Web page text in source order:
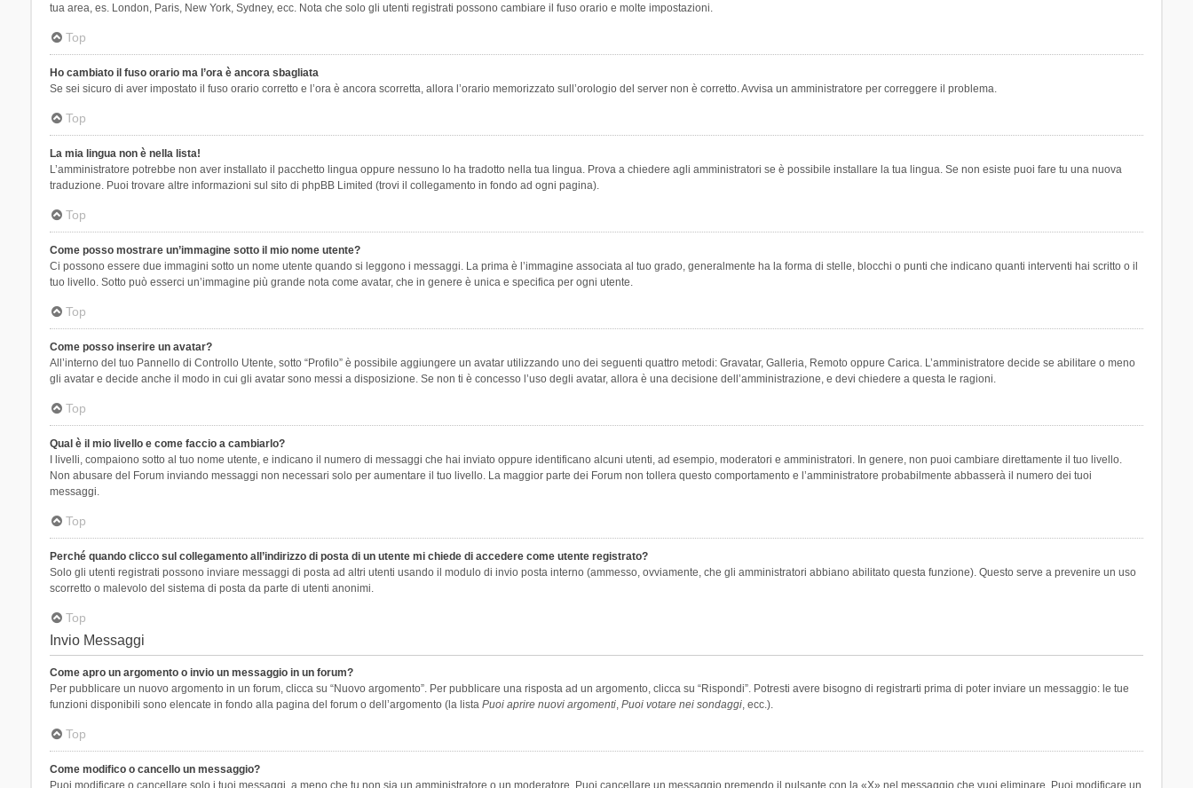
tua area, es. London, Paris, New York, Sydney, ecc. Nota che solo gli utenti registrati possono cambiare il fuso orario e molte impostazioni.
Top
Ho cambiato il fuso orario ma l’ora è ancora sbagliata
Se sei sicuro di aver impostato il fuso orario corretto e l’ora è ancora scorretta, allora l’orario memorizzato sull’orologio del server non è corretto. Avvisa un amministratore per correggere il problema.
Top
La mia lingua non è nella lista!
L’amministratore potrebbe non aver installato il pacchetto lingua oppure nessuno lo ha tradotto nella tua lingua. Prova a chiedere agli amministratori se è possibile installare la tua lingua. Se non esiste puoi fare tu una nuova
traduzione. Puoi trovare altre informazioni sul sito di phpBB Limited (trovi il collegamento in fondo ad ogni pagina).
Top
Come posso mostrare un’immagine sotto il mio nome utente?
Ci possono essere due immagini sotto un nome utente quando si leggono i messaggi. La prima è l’immagine associata al tuo grado, generalmente ha la forma di stelle, blocchi o punti che indicano quanti interventi hai scritto o il
tuo livello. Sotto può esserci un’immagine più grande nota come avatar, che in genere è unica e specifica per ogni utente.
Top
Come posso inserire un avatar?
All’interno del tuo Pannello di Controllo Utente, sotto “Profilo” è possibile aggiungere un avatar utilizzando uno dei seguenti quattro metodi: Gravatar, Galleria, Remoto oppure Carica. L’amministratore decide se abilitare o meno
gli avatar e decide anche il modo in cui gli avatar sono messi a disposizione. Se non ti è concesso l’uso degli avatar, allora è una decisione dell’amministrazione, e devi chiedere a questa le ragioni.
Top
Qual è il mio livello e come faccio a cambiarlo?
I livelli, compaiono sotto al tuo nome utente, e indicano il numero di messaggi che hai inviato oppure identificano alcuni utenti, ad esempio, moderatori e amministratori. In genere, non puoi cambiare direttamente il tuo livello.
Non abusare del Forum inviando messaggi non necessari solo per aumentare il tuo livello. La maggior parte dei Forum non tollera questo comportamento e l’amministratore probabilmente abbasserà il numero dei tuoi
messaggi.
Top
Perché quando clicco sul collegamento all’indirizzo di posta di un utente mi chiede di accedere come utente registrato?
Solo gli utenti registrati possono inviare messaggi di posta ad altri utenti usando il modulo di invio posta interno (ammesso, ovviamente, che gli amministratori abbiano abilitato questa funzione). Questo serve a prevenire un uso
scorretto o malevolo del sistema di posta da parte di utenti anonimi.
Top
Invio Messaggi
Come apro un argomento o invio un messaggio in un forum?
Per pubblicare un nuovo argomento in un forum, clicca su “Nuovo argomento”. Per pubblicare una risposta ad un argomento, clicca su “Rispondi”. Potresti avere bisogno di registrarti prima di poter inviare un messaggio: le tue
funzioni disponibili sono elencate in fondo alla pagina del forum o dell’argomento (la lista Puoi aprire nuovi argomenti, Puoi votare nei sondaggi, ecc.).
Top
Come modifico o cancello un messaggio?
Puoi modificare o cancellare solo i tuoi messaggi, a meno che tu non sia un amministratore o un moderatore. Puoi cancellare un messaggio premendo il pulsante con la «X» nel messaggio che vuoi eliminare. Puoi modificare un